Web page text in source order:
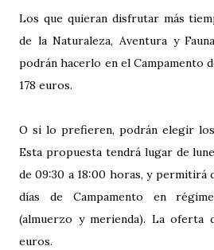
Los que quieran disfrutar más
de la Naturaleza, Aventura y
podrán hacerlo en el Campamento
178 euros.
O si lo prefieren, podrán elegir los
Esta propuesta tendrá lugar de
de 09:30 a 18:00 horas, y permitirá
días de Campamento en
(almuerzo y merienda). La oferta
euros.